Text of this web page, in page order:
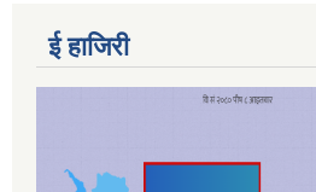
ई हाजिरी